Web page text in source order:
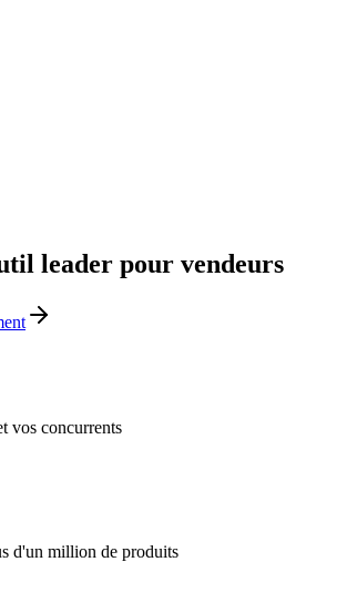
leader pour vendeurs
vos concurrents
d'un million de produits